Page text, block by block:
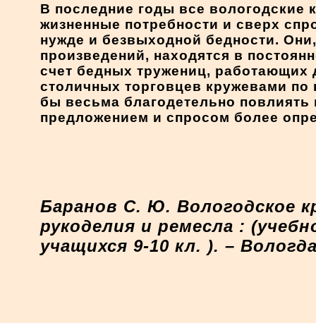
В последние годы все
жизненные потребности и сверх
нужде и безвыходной бедности.
произведений, находятся в
счет бедных тружениц,
столичных торговцев кружевами
бы весьма благодетельно
предложением и спросом более
Баранов С. Ю. Вологодское
рукоделия и ремесла :
учащихся 9-10 кл. ). –